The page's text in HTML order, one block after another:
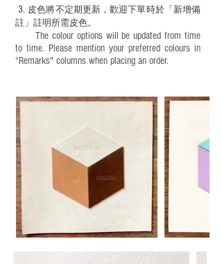
3. 皮色將不定期更新，歡迎下單時於「新增備
註」註明 所需皮色。
The colour options will be updated from time
to time. Please mention your preferred colours in
“Remarks" columns when placing an order.